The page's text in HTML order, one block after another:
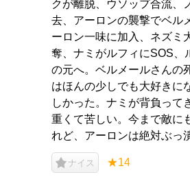
クが離脱、ウソップ合流、
去、アーロンの襲撃でベル
ーロン一味に加入、ネズミ
奪、ナミがルフィにSOS、
の元へ。ベルメールさんの
はほんの少しでも大好きに
しかった。ナミが背負って
重くて苦しい。今まで敵に
れど、アーロンは絶対ぶっ
ナイス ★14